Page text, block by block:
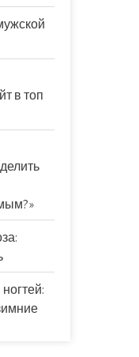
в топ